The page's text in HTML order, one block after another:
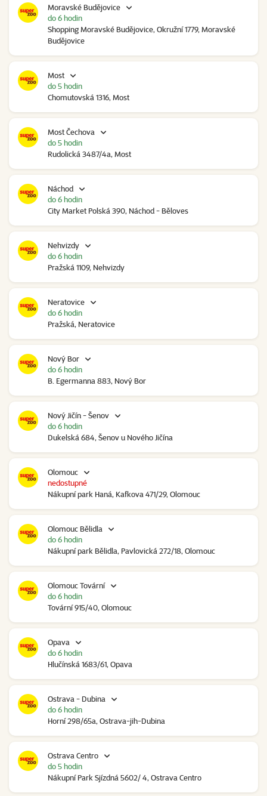
Moravské Budějovice
Shopping Moravské Budějovice, Okružní 1779, Moravské
Budějovice
do 6 hodin
Most
Chomutovská 1316, Most
do 5 hodin
Most Čechova
Rudolická 3487/4a, Most
do 5 hodin
Náchod
City Market Polská 390, Náchod - Běloves
do 6 hodin
Nehvizdy
Pražská 1109, Nehvizdy
do 6 hodin
Neratovice
Pražská, Neratovice
do 6 hodin
Nový Bor
B. Egermanna 883, Nový Bor
do 6 hodin
Nový Jičín - Šenov
Dukelská 684, Šenov u Nového Jičína
do 6 hodin
Olomouc
Nákupní park Haná, Kafkova 471/29, Olomouc
nedostupné
Olomouc Bělidla
Nákupní park Bělidla, Pavlovická 272/18, Olomouc
do 6 hodin
Olomouc Tovární
Tovární 915/40, Olomouc
do 6 hodin
Opava
Hlučínská 1683/61, Opava
do 6 hodin
Ostrava - Dubina
Horní 298/65a, Ostrava-jih-Dubina
do 6 hodin
Ostrava Centro
Nákupní Park Sjízdná 5602/ 4, Ostrava Centro
do 5 hodin